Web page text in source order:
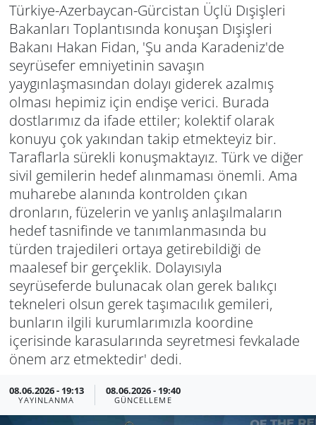
Türkiye-Azerbaycan-Gürcistan Üçlü Dışişleri
Bakanları Toplantısında konuşan Dışişleri
Bakanı Hakan Fidan, 'Şu anda Karadeniz'de
seyrüsefer emniyetinin savaşın
yaygınlaşmasından dolayı giderek azalmış
olması hepimiz için endişe verici. Burada
dostlarımız da ifade ettiler; kolektif olarak
konuyu çok yakından takip etmekteyiz bir.
Taraflarla sürekli konuşmaktayız. Türk ve diğer
sivil gemilerin hedef alınmaması önemli. Ama
muharebe alanında kontrolden çıkan
dronların, füzelerin ve yanlış anlaşılmaların
hedef tasnifinde ve tanımlanmasında bu
türden trajedileri ortaya getirebildiği de
maalesef bir gerçeklik. Dolayısıyla
seyrüseferde bulunacak olan gerek balıkçı
tekneleri olsun gerek taşımacılık gemileri,
bunların ilgili kurumlarımızla koordine
içerisinde karasularında seyretmesi fevkalade
önem arz etmektedir' dedi.
08.06.2026 - 19:13
YAYINLANMA
08.06.2026 - 19:40
GÜNCELLEME